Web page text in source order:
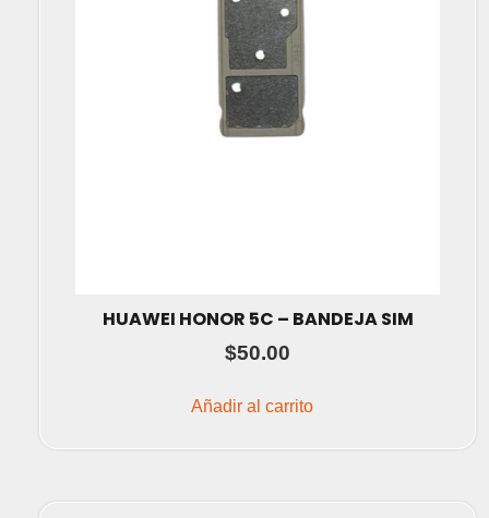
HUAWEI HONOR 5C – BANDEJA SIM
$50.00
Añadir al carrito